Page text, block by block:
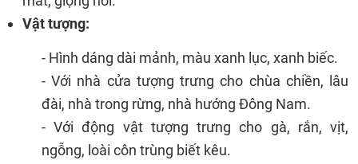
Vật tượng:
- Hình dáng dài mảnh, màu xanh lục, xanh biếc.
- Với nhà cửa tượng trưng cho chùa chiền, lâu
đài, nhà trong rừng, nhà hướng Đông Nam.
- Với động vật tượng trưng cho gà, rắn, vịt,
ngỗng, loài côn trùng biết kêu.